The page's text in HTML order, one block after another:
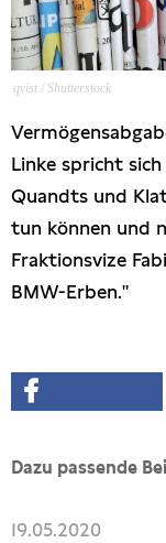
Presseschau
Publikationen
Anfragen
qvist / Shutterstock
Linke spricht
Quandts und
tun können und
Fraktionsvize
BMW-Erben."
Dazu passende
19.05.2020